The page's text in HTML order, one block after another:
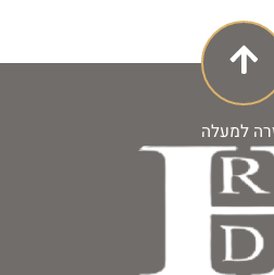
למעלה